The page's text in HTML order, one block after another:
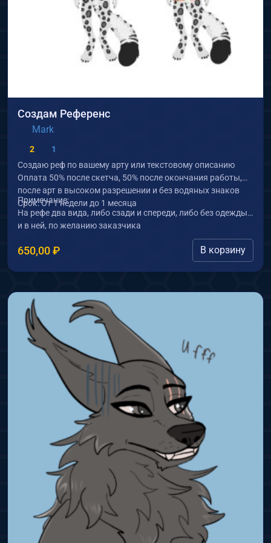
е
н
е
д
а
е
Создам Референс
Mark
2
1
Создаю реф по вашему арту или текстовому описанию
Оплата 50% после скетча, 50% после окончания работы,
после арт в высоком разрешении и без водяных знаков
Срок: От 1 недели до 1 месяца
Примечание:
На рефе два вида, либо сзади и спереди, либо без одежды
и в ней, по желанию заказчика
650,00₽ В корзину